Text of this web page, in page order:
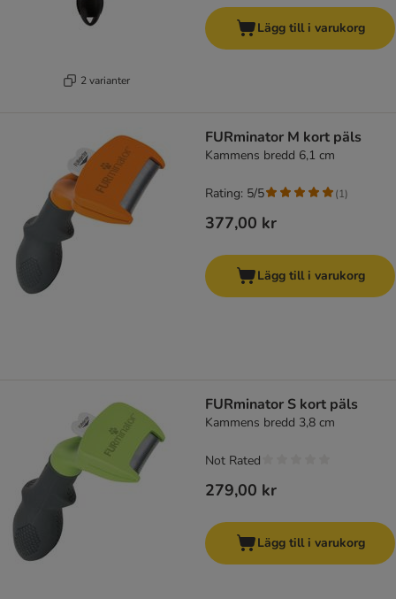
2 varianter
Lägg till i varukorg
FURminator M kort päls
Kammens bredd 6,1 cm
377,00 kr
Rating: 5/5 (1)
Lägg till i varukorg
FURminator S kort päls
Kammens bredd 3,8 cm
279,00 kr
Not Rated
Lägg till i varukorg